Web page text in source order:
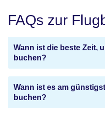
FAQs zur
Wann ist die beste Zeit,
buchen?
Wann ist es am
buchen?